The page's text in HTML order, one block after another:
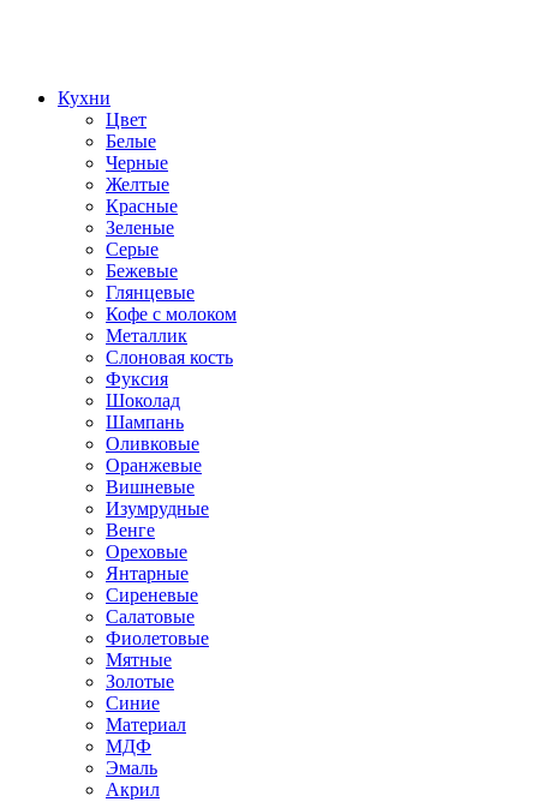
Кухни
Цвет
Белые
Черные
Желтые
Красные
Зеленые
Серые
Бежевые
Глянцевые
Кофе с молоком
Металлик
Слоновая кость
Фуксия
Шоколад
Шампань
Оливковые
Оранжевые
Вишневые
Изумрудные
Венге
Ореховые
Янтарные
Сиреневые
Салатовые
Фиолетовые
Мятные
Золотые
Синие
Материал
МДФ
Эмаль
Акрил